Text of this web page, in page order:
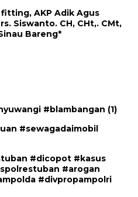
AKP Adik Agus
Siswanto. CH, CHt,. CMt,
Bareng*
#blambangan (1)
#sewagadaimobil
#dicopot #kasus
#arogan
#divpropampolri